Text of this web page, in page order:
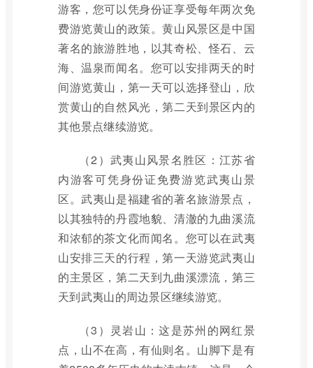
游客，您可以凭身份证享受每年两次免
费游览黄山的政策。黄山风景区是中国
著名的旅游胜地，以其奇松、怪石、云
海、温泉而闻名。您可以安排两天的时
间游览黄山，第一天可以选择登山，欣
赏黄山的自然风光，第二天到景区内的
其他景点继续游览。
（2）武夷山风景名胜区：江苏省
内游客可凭身份证免费游览武夷山景
区。武夷山是福建省的著名旅游景点，
以其独特的丹霞地貌、清澈的九曲溪流
和浓郁的茶文化而闻名。您可以在武夷
山安排三天的行程，第一天游览武夷山
的主景区，第二天到九曲溪漂流，第三
天到武夷山的周边景区继续游览。
（3）灵岩山：这是苏州的网红景
点，山不在高，有仙则名。山脚下是有